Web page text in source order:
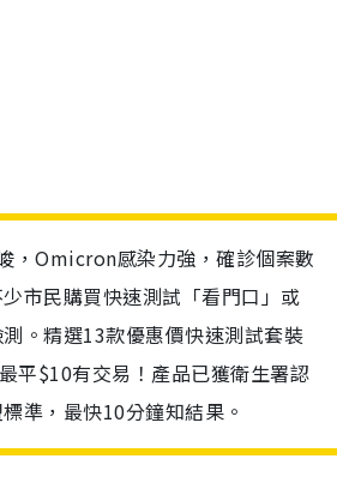
，Omicron感染力強，確診個案數
市民購買快速測試「看門口」或
。精選13款優惠價快速測試套裝
平$10有交易！產品已獲衛生署認
準，最快10分鐘知結果。